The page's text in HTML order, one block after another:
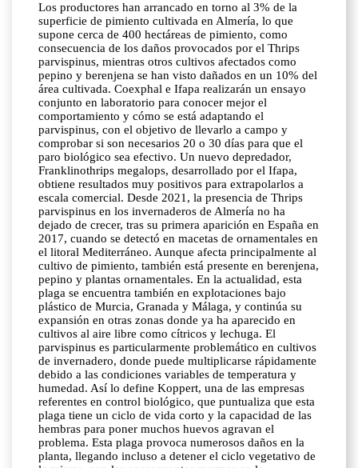
Los productores han arrancado en torno al 3% de la
superficie de pimiento cultivada en Almería, lo que
supone cerca de 400 hectáreas de pimiento, como
consecuencia de los daños provocados por el Thrips
parvispinus, mientras otros cultivos afectados como
pepino y berenjena se han visto dañados en un 10% del
área cultivada. Coexphal e Ifapa realizarán un ensayo
conjunto en laboratorio para conocer mejor el
comportamiento y cómo se está adaptando el
parvispinus, con el objetivo de llevarlo a campo y
comprobar si son necesarios 20 o 30 días para que el
paro biológico sea efectivo. Un nuevo depredador,
Franklinothrips megalops, desarrollado por el Ifapa,
obtiene resultados muy positivos para extrapolarlos a
escala comercial. Desde 2021, la presencia de Thrips
parvispinus en los invernaderos de Almería no ha
dejado de crecer, tras su primera aparición en España en
2017, cuando se detectó en macetas de ornamentales en
el litoral Mediterráneo. Aunque afecta principalmente al
cultivo de pimiento, también está presente en berenjena,
pepino y plantas ornamentales. En la actualidad, esta
plaga se encuentra también en explotaciones bajo
plástico de Murcia, Granada y Málaga, y continúa su
expansión en otras zonas donde ya ha aparecido en
cultivos al aire libre como cítricos y lechuga. El
parvispinus es particularmente problemático en cultivos
de invernadero, donde puede multiplicarse rápidamente
debido a las condiciones variables de temperatura y
humedad. Así lo define Koppert, una de las empresas
referentes en control biológico, que puntualiza que esta
plaga tiene un ciclo de vida corto y la capacidad de las
hembras para poner muchos huevos agravan el
problema. Esta plaga provoca numerosos daños en la
planta, llegando incluso a detener el ciclo vegetativo de